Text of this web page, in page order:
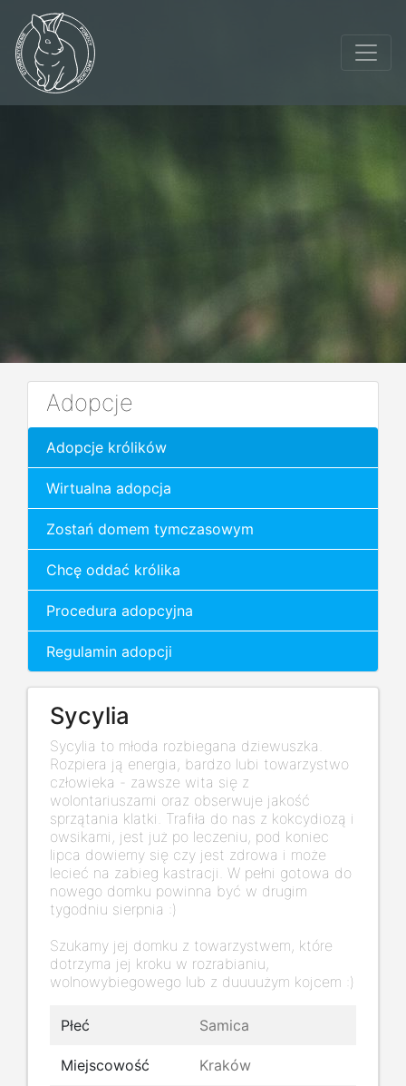
Adopcje
Adopcje królików
Wirtualna adopcja
Zostań domem tymczasowym
Chcę oddać królika
Procedura adopcyjna
Regulamin adopcji
Sycylia
Sycylia to młoda rozbiegana dziewuszka.
Rozpiera ją energia, bardzo lubi towarzystwo
człowieka - zawsze wita się z
wolontariuszami oraz obserwuje jakość
sprzątania klatki. Trafiła do nas z kokcydiozą i
owsikami, jest już po leczeniu, pod koniec
lipca dowiemy się czy jest zdrowa i może
lecieć na zabieg kastracji. W pełni gotowa do
nowego domku powinna być w drugim
tygodniu sierpnia :)
Szukamy jej domku z towarzystwem, które
dotrzyma jej kroku w rozrabianiu,
wolnowybiegowego lub z duuuużym kojcem :)
Płeć Samica
Miejscowość Kraków